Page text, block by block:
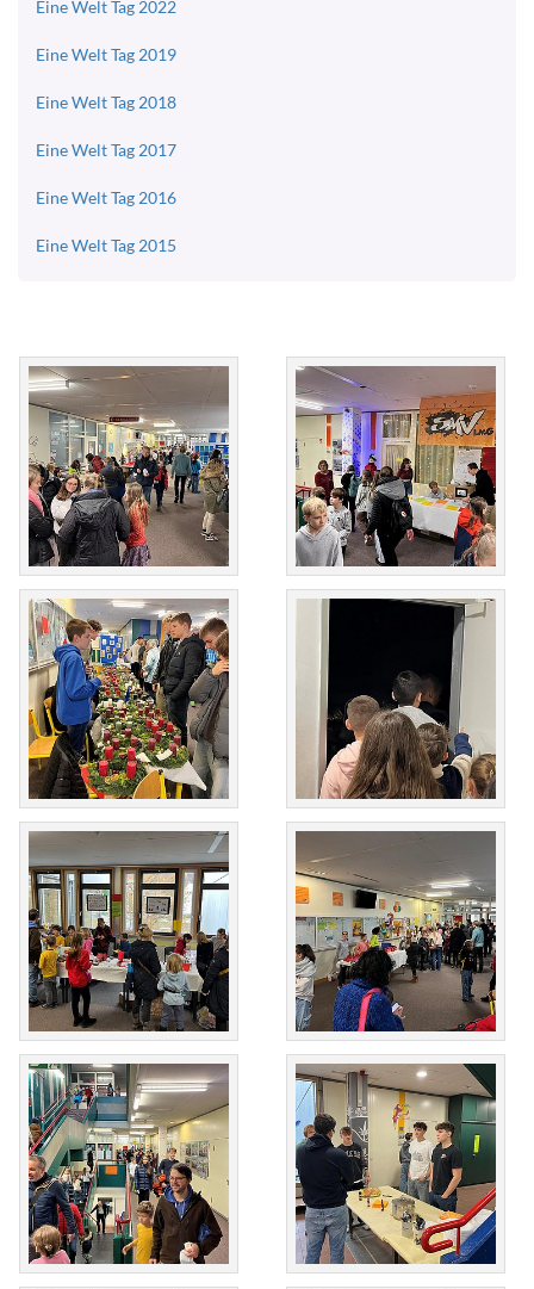
Eine Welt Tag 2022
Eine Welt Tag 2019
Eine Welt Tag 2018
Eine Welt Tag 2017
Eine Welt Tag 2016
Eine Welt Tag 2015